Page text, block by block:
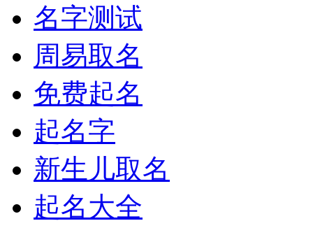
名字测试
周易取名
免费起名
起名字
新生儿取名
起名大全